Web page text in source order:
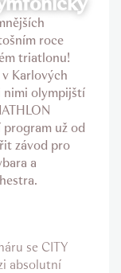
roce
triatlonu!
Karlových
nimi olympijští
už od
závod pro
a
se CITY
absolutní